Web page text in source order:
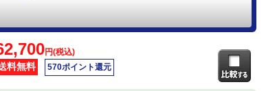
円(税込)
料無料 570ポイント還元